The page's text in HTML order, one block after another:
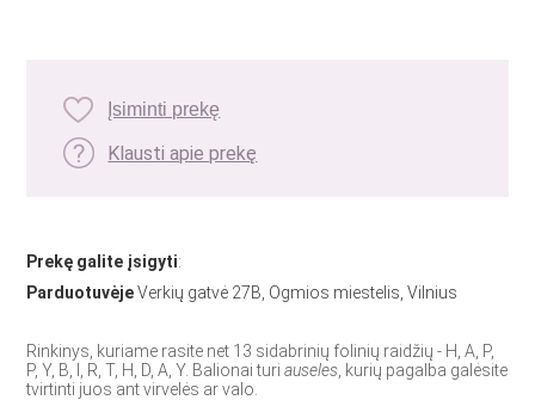
Įsiminti prekę
Klausti apie prekę
Prekę galite įsigyti:
ParduotuvėjeVerkių gatvė 27B, Ogmios miestelis, Vilnius
Rinkinys, kuriame rasite net 13 sidabrinių folinių raidžių - H, A, P,
P, Y, B, I, R, T, H, D, A, Y. Balionai turiauseles , kurių pagalba galėsite
tvirtinti juos ant virvelės ar valo.